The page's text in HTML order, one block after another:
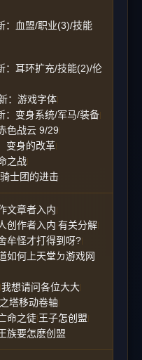
：血盟/职业(3)/技能
：耳环扩充/技能(2)/伦
：游戏字体|
：变身系统/军马/装备|
色战云 9/29|
变身的改革|
之战|
士团的进击
文章者入内|
创作者入内|有关分解|
牟怪才打得到呀?|
如何上天堂ㄉ游戏网
|我想请问各位大大|
塔移动卷轴|
命之徒|王子怎创盟|
族要怎麽创盟